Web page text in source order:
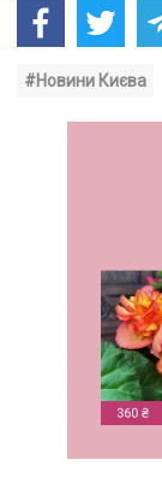
#Новини Києва